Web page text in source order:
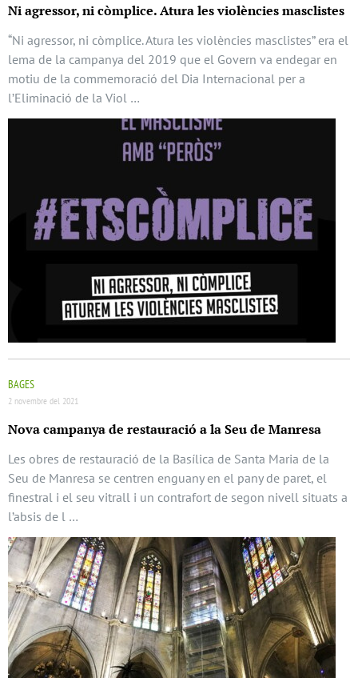
Ni agressor, ni còmplice. Atura les violències masclistes
“Ni agressor, ni còmplice. Atura les violències masclistes” era el
lema de la campanya del 2019 que el Govern va endegar en
motiu de la commemoració del Dia Internacional per a
l’Eliminació de la Viol …
BAGES
2 novembre del 2021
Nova campanya de restauració a la Seu de Manresa
Les obres de restauració de la Basílica de Santa Maria de la
Seu de Manresa se centren enguany en el pany de paret, el
finestral i el seu vitrall i un contrafort de segon nivell situats a
l’absis de l …